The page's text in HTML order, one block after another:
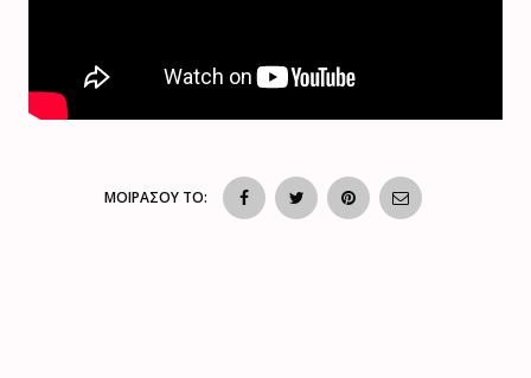
ΜΟΙΡΑΣΟΥ ΤΟ: